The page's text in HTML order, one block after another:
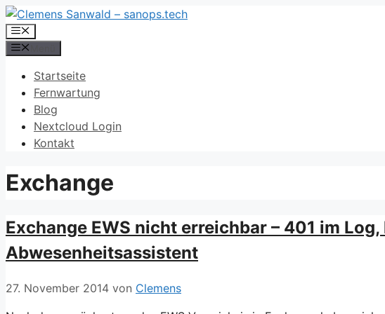
Zum
Inhalt
springen
Menü
Startseite
Fernwartung
Blog
Nextcloud Login
Kontakt
Exchange
Exchange EWS nicht erreichbar – 401 im
Abwesenheitsassistent
27. November 2014 von Clemens